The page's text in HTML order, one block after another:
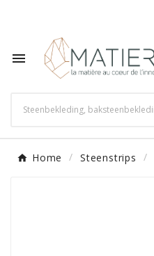

Home Steenstrips